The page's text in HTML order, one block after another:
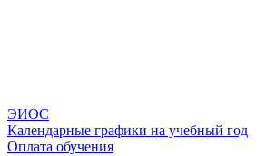
ЭИОС
Календарные графики на учебный год
Оплата обучения